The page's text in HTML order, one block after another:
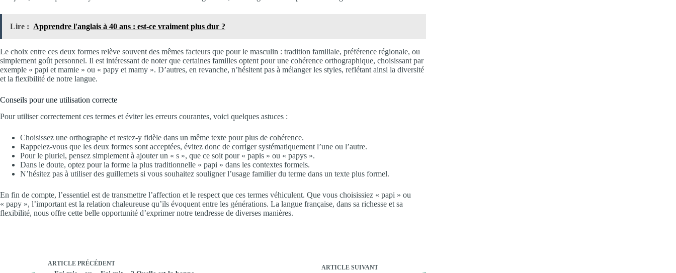
Lire : Apprendre l'anglais à 40 ans : est-ce vraiment plus dur ?
Le choix entre ces deux formes relève souvent des mêmes facteurs que pour le masculin : tradition familiale, préférence régionale, ou
simplement goût personnel. Il est intéressant de noter que certaines familles optent pour une cohérence orthographique, choisissant par
exemple « papi et mamie » ou « papy et mamy ». D’autres, en revanche, n’hésitent pas à mélanger les styles, reflétant ainsi la diversité
et la flexibilité de notre langue.
Conseils pour une utilisation correcte
Pour utiliser correctement ces termes et éviter les erreurs courantes, voici quelques astuces :
Choisissez une orthographe et restez-y fidèle dans un même texte pour plus de cohérence.
Rappelez-vous que les deux formes sont acceptées, évitez donc de corriger systématiquement l’une ou l’autre.
Pour le pluriel, pensez simplement à ajouter un « s », que ce soit pour « papis » ou « papys ».
Dans le doute, optez pour la forme la plus traditionnelle « papi » dans les contextes formels.
N’hésitez pas à utiliser des guillemets si vous souhaitez souligner l’usage familier du terme dans un texte plus formel.
En fin de compte, l’essentiel est de transmettre l’affection et le respect que ces termes véhiculent. Que vous choisissiez « papi » ou
« papy », l’important est la relation chaleureuse qu’ils évoquent entre les générations. La langue française, dans sa richesse et sa
flexibilité, nous offre cette belle opportunité d’exprimer notre tendresse de diverses manières.
ARTICLE PRÉCÉDENT
ARTICLESUIVANT